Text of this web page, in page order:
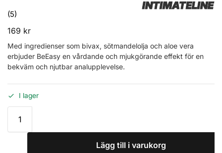
INTIMATELINE
(5)
169 kr
Med ingredienser som bivax, sötmandelolja och aloe vera
erbjuder BeEasy en vårdande och mjukgörande effekt för en
bekväm och njutbar analupplevelse.
I lager
Lägg till i varukorg